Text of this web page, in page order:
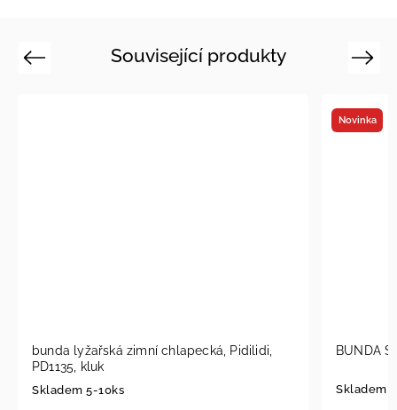
Související produkty
Previous
bunda lyžařská zimní chlapecká, Pidilidi,
PD1135, kluk
Skladem 5-10ks
Novinka
BUNDA
Skladem
Next